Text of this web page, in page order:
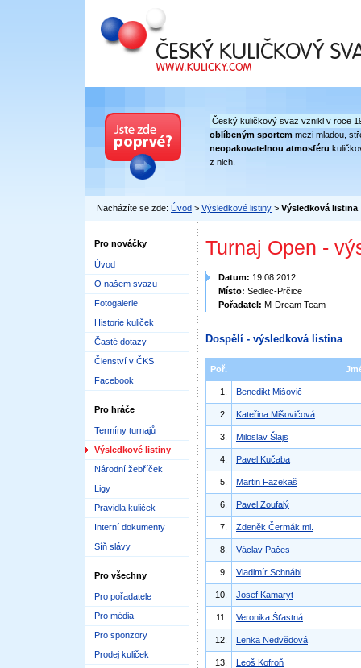
Český kuličkový svaz
Český kuličkový svaz vznikl v roce
oblíbeným sportem mezi mladou,
neopakovatelnou atmosféru
z nich.
Nacházíte se zde: Úvod > Výsledkové listiny > Výsledková listina
Pro nováčky
Úvod
O našem svazu
Fotogalerie
Historie kuliček
Časté dotazy
Členství v ČKS
Facebook
Pro hráče
Termíny turnajů
Výsledkové listiny
Národní žebříček
Ligy
Pravidla kuliček
Interní dokumenty
Síň slávy
Pro všechny
Pro pořadatele
Pro média
Pro sponzory
Prodej kuliček
Turnaj Open -
Datum: 19.08.2012
Místo: Sedlec-Prčice
Pořadatel: M-Dream Team
Dospělí - výsledková listina
Poř.
1. Benedikt Mišovič
2. Kateřina Mišovičová
3. Miloslav Šlajs
4. Pavel Kučaba
5. Martin Fazekaš
6. Pavel Zoufalý
7. Zdeněk Čermák ml.
8. Václav Pačes
9. Vladimír Schnábl
10. Josef Kamaryt
11. Veronika Šťastná
12. Lenka Nedvědová
13. Leoš Kofroň